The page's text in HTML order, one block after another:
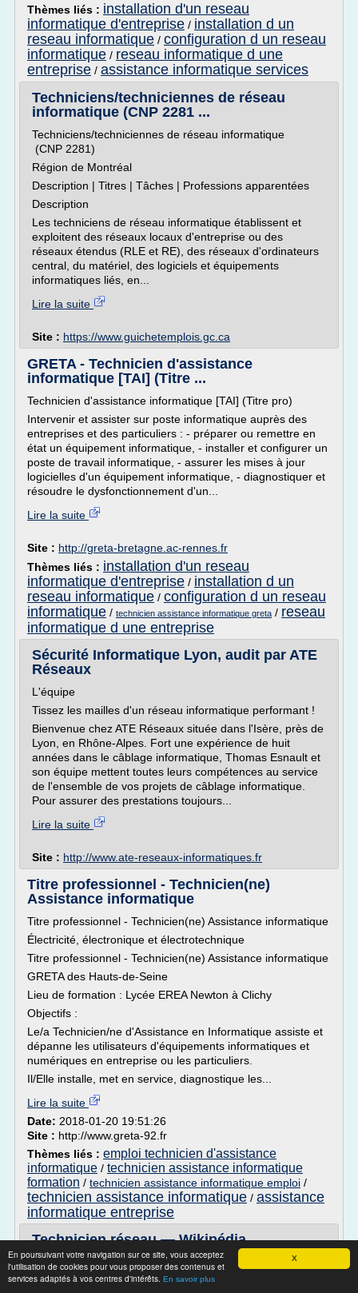
X
En poursuivant votre navigation sur ce site, vous acceptez
l'utilisation de cookies pour vous proposer des contenus et
services adaptés à vos centres d'intérêts. En savoir plus
Thèmes liés : installation d'un reseau
informatique d'entreprise / installation d un
reseau informatique / configuration d un reseau
informatique / reseau informatique d une
entreprise / assistance informatique services
Techniciens/techniciennes de réseau
informatique (CNP 2281 ...
Techniciens/techniciennes de réseau informatique
(CNP 2281)
Région de Montréal
Description | Titres | Tâches | Professions apparentées
Description
Les techniciens de réseau informatique établissent et
exploitent des réseaux locaux d'entreprise ou des
réseaux étendus (RLE et RE), des réseaux d'ordinateurs
central, du matériel, des logiciels et équipements
informatiques liés, en...
Lire la suite
Site : https://www.guichetemplois.gc.ca
GRETA - Technicien d'assistance
informatique [TAI] (Titre ...
Technicien d'assistance informatique [TAI] (Titre pro)
Intervenir et assister sur poste informatique auprès des
entreprises et des particuliers : - préparer ou remettre en
état un équipement informatique, - installer et configurer un
poste de travail informatique, - assurer les mises à jour
logicielles d'un équipement informatique, - diagnostiquer et
résoudre le dysfonctionnement d'un...
Lire la suite
Site : http://greta-bretagne.ac-rennes.fr
Thèmes liés : installation d'un reseau
informatique d'entreprise / installation d un
reseau informatique / configuration d un reseau
informatique / technicien assistance informatique greta / reseau
informatique d une entreprise
Sécurité Informatique Lyon, audit par ATE
Réseaux
L'équipe
Tissez les mailles d'un réseau informatique performant !
Bienvenue chez ATE Réseaux située dans l'Isère, près de
Lyon, en Rhône-Alpes. Fort une expérience de huit
années dans le câblage informatique, Thomas Esnault et
son équipe mettent toutes leurs compétences au service
de l'ensemble de vos projets de câblage informatique.
Pour assurer des prestations toujours...
Lire la suite
Site : http://www.ate-reseaux-informatiques.fr
Titre professionnel - Technicien(ne)
Assistance informatique
Titre professionnel - Technicien(ne) Assistance informatique
Électricité, électronique et électrotechnique
Titre professionnel - Technicien(ne) Assistance informatique
GRETA des Hauts-de-Seine
Lieu de formation : Lycée EREA Newton à Clichy
Objectifs :
Le/a Technicien/ne d'Assistance en Informatique assiste et
dépanne les utilisateurs d'équipements informatiques et
numériques en entreprise ou les particuliers.
Il/Elle installe, met en service, diagnostique les...
Lire la suite
Date: 2018-01-20 19:51:26
Site : http://www.greta-92.fr
Thèmes liés : emploi technicien d'assistance
informatique / technicien assistance informatique
formation / technicien assistance informatique emploi /
technicien assistance informatique / assistance
informatique entreprise
Technicien réseau — Wikipédia
Réseaux et télécommunications d'entreprise[ modifier |
modifier le code ]